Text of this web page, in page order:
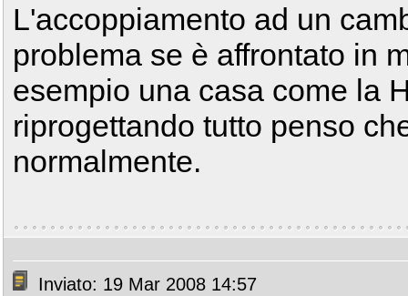
L'accoppiamento ad un
problema se è affrontato in
esempio una casa come la
riprogettando tutto penso
normalmente.
Inviato: 19 Mar 2008 14:57